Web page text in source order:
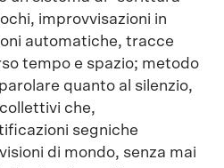
improvvisazioni in
automatiche, tracce
tempo e spazio; metodo
quanto al silenzio,
che,
segniche
di mondo, senza mai